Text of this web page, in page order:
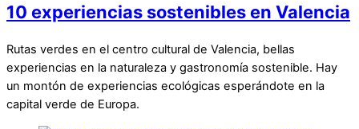
10 experiencias sostenibles en Valencia
Rutas verdes en el centro cultural de Valencia, bellas
experiencias en la naturaleza y gastronomía sostenible. Hay
un montón de experiencias ecológicas esperándote en la
capital verde de Europa.